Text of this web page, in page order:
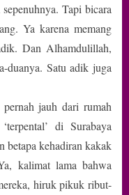
yang
Tapi bicara
Ya karena memang
Dan Alhamdulillah,
duanya. Satu adik juga
jauh dari rumah
di Surabaya
betapa kehadiran kakak
kalimat lama bahwa
hiruk pikuk ribut-